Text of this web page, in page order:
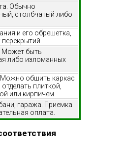
Обычно
столбчатый либо
и его обрешетка,
Может быть
либо изломанных
Можно обшить каркас
плиткой,
или кирпичем.
гаража. Приемка
оплата.